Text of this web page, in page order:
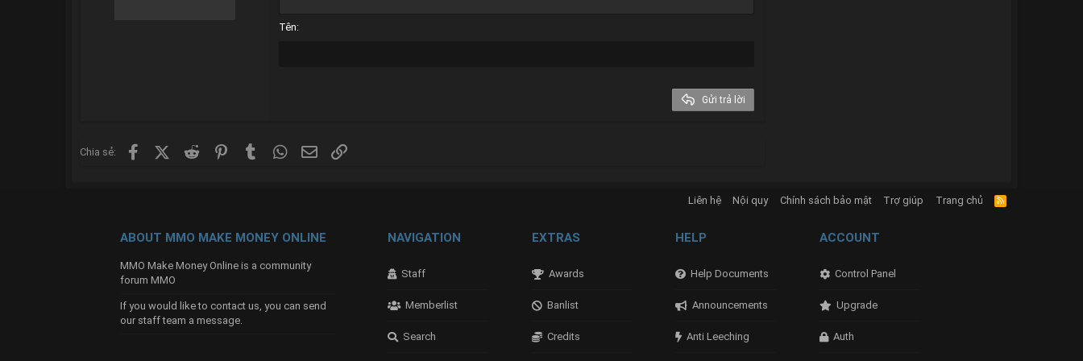
Tên
Gửi trả lời
Chia sẻ: FacebookX (Twitter)Reddit PinterestTumblr WhatsApp
Email
Liên hệ Nội quy Chính sách bảo mật Trợ giúp Trang chủ
R
S
ABOUT MMO MAKE MONEY ONLINE
MMO Make Money Online is a community
forum MMO
If you would like to contact us, you can send
our staff team a message.
NAVIGATION
Staff
Memberlist
Search
EXTRAS
Awards
Banlist
Credits
HELP
Help Documents
Announcements
Anti Leeching
ACCOUNT
Control Panel
Upgrade
Auth